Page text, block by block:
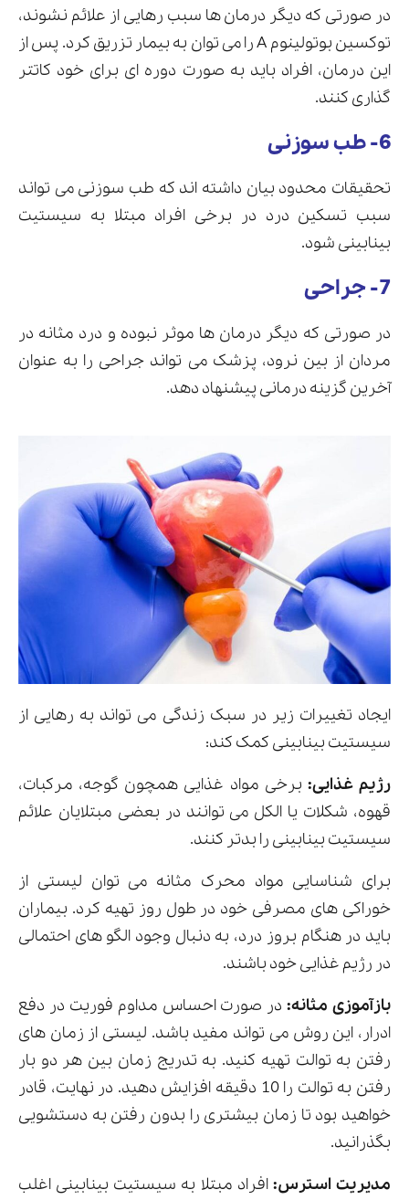
در صورتی که دیگر درمان ها سبب رهایی از علائم نشوند،
توکسین بوتولینوم A را می توان به بیمار تزریق کرد. پس از
این درمان، افراد باید به صورت دوره ای برای خود کاتتر
گذاری کنند.
6- طب سوزنی
تحقیقات محدود بیان داشته اند که طب سوزنی می تواند
سبب تسکین درد در برخی افراد مبتلا به سیستیت
بینابینی شود.
7- جراحی
در صورتی که دیگر درمان ها موثر نبوده و درد مثانه در
مردان از بین نرود، پزشک می تواند جراحی را به عنوان
آخرین گزینه درمانی پیشنهاد دهد.
ایجاد تغییرات زیر در سبک زندگی می تواند به رهایی از
سیستیت بینابینی کمک کند:
رژیم غذایی: برخی مواد غذایی همچون گوجه، مرکبات،
قهوه، شکلات یا الکل می توانند در بعضی مبتلایان علائم
سیستیت بینابینی را بدتر کنند.
برای شناسایی مواد محرک مثانه می توان لیستی از
خوراکی های مصرفی خود در طول روز تهیه کرد. بیماران
باید در هنگام بروز درد، به دنبال وجود الگو های احتمالی
در رژیم غذایی خود باشند.
بازآموزی مثانه:در صورت احساس مداوم فوریت در دفع
ادرار، این روش می تواند مفید باشد. لیستی از زمان های
رفتن به توالت تهیه کنید. به تدریج زمان بین هر دو بار
رفتن به توالت را 10 دقیقه افزایش دهید. در نهایت، قادر
خواهید بود تا زمان بیشتری را بدون رفتن به دستشویی
بگذرانید.
مدیریت استرس: افراد مبتلا به سیستیت بینابینی اغلب